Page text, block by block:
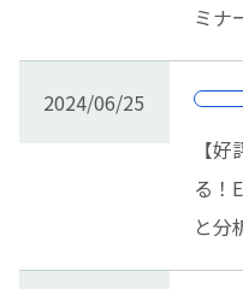
ミナ
2024/06/25
【
る！
と分